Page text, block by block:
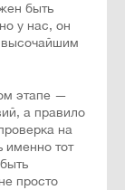
быть
у нас, он
высочайшим
этапе —
а правило
на
именно тот
просто